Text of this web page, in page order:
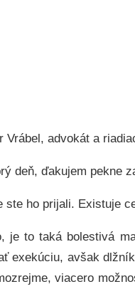
Vrábel, advokát a
deň, ďakujem pekne
ste ho prijali. Existuje
je to taká bolestivá
exekúciu, avšak
viacero